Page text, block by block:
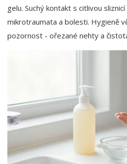
gelu. Suchý kontakt s citlivou
mikrotraumata a bolesti. Hygieně
pozornost - ořezané nehty a